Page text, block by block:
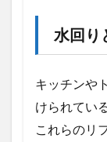
ム
の
1.1
りと
水回り
キッチンや
けられてい
これらのリ